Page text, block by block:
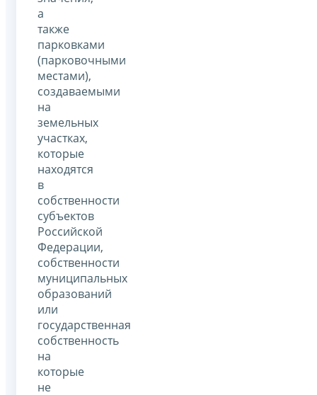
а
также
парковками
(парковочными
местами),
создаваемыми
на
земельных
участках,
которые
находятся
в
собственности
субъектов
Российской
Федерации,
собственности
муниципальных
образований
или
государственная
собственность
на
которые
не